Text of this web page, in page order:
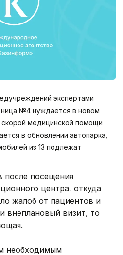
экспертами
№4 нуждается в новом
медицинской помощи
в обновлении автопарка,
из 13 подлежат
после посещения
центра, откуда
жалоб от пациентов и
внеплановый визит, то
необходимым